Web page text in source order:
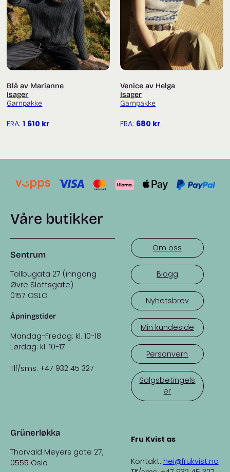
Blå av Marianne
Isager
Garnpakke
FRA:1 610 kr
Venice av Helga
Isager
Garnpakke
FRA: 680 kr
Våre butikker
Sentrum
Tollbugata 27 (inngang
Øvre Slottsgate)
0157 OSLO
Åpningstider
Mandag-Fredag: kl. 10-18
Lørdag: kl. 10-17
Tlf/sms: +47 932 45 327
Grünerløkka
Thorvald Meyers gate 27,
0555 Oslo
Om oss
Blogg
Nyhetsbrev
Min kundeside
Personvern
Salgsbetingels
er
Fru Kvist as
Kontakt: hei@frukvist.no